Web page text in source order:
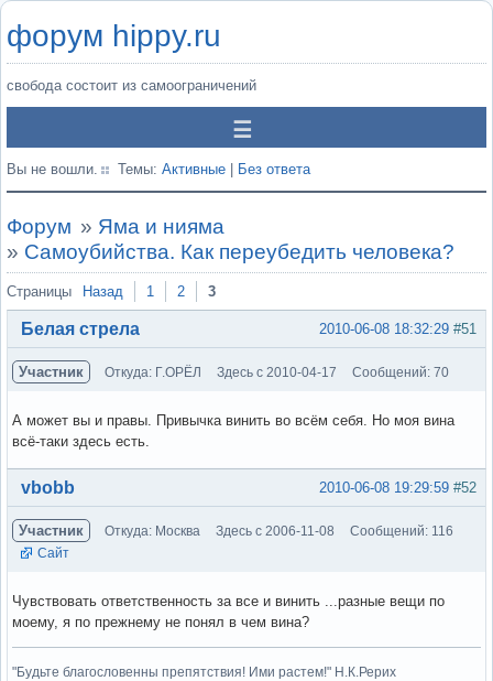
форум hippy.ru
свобода состоит из самоограничений
Вы не вошли. Темы: Активные Без ответа
Форум » Яма и нияма
» Самоубийства. Как переубедить человека?
Страницы Назад 1 2 3
#51
2010-06-08 18:32:29
Белая стрела
Участник Откуда: Г.ОРЁЛ Здесь с 2010-04-17 Сообщений: 70
А может вы и правы. Привычка винить во всём себя. Но моя вина
всё-таки здесь есть.
Вне форума #52
2010-06-08 19:29:59
vbobb
Участник Откуда: Москва Здесь с 2006-11-08
Сообщений: 116
Сайт
Чувствовать ответственность за все и винить ...разные вещи по
моему, я по прежнему не понял в чем вина?
"Будьте благословенны препятствия! Ими растем!" Н.К.Рерих